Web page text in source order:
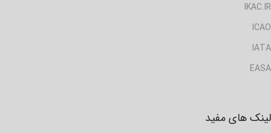
IKAC.IR
ICAO
IATA
EASA
لینک های مفید